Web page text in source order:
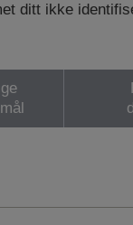
ditt ikke